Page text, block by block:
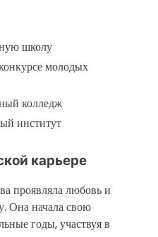
школу
молодых
колледж
институт
карьере
проявляла любовь и
Она начала свою
годы, участвуя в